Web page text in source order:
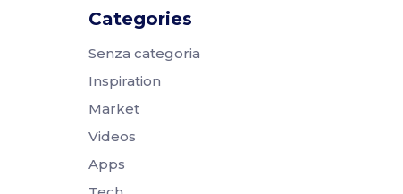
Categories
Senza categoria
Inspiration
Market
Videos
Apps